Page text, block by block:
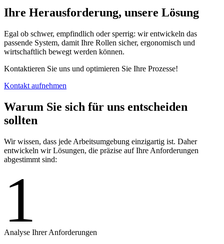
Ihre Herausforderung, unsere Lösung
Egal ob schwer, empfindlich oder sperrig: wir entwickeln das
passende System, damit Ihre Rollen sicher, ergonomisch und
wirtschaftlich bewegt werden können.
Kontaktieren Sie uns und optimieren Sie Ihre Prozesse!
Kontakt aufnehmen
Warum Sie sich für uns entscheiden
sollten
Wir wissen, dass jede Arbeitsumgebung einzigartig ist. Daher
entwickeln wir Lösungen, die präzise auf Ihre Anforderungen
abgestimmt sind:
1
Analyse Ihrer Anforderungen